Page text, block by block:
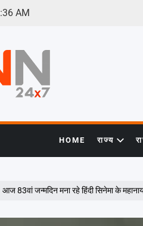
:37 AM
HOME राज्य
आज 83वां जन्मदिन मना रहे हिंदी सिनेमा के